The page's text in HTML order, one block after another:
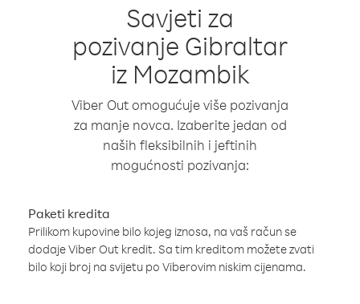
Savjeti za
pozivanje Gibraltar
iz Mozambik
Viber Out omogućuje više pozivanja
za manje novca. Izaberite jedan od
naših fleksibilnih i jeftinih
mogućnosti pozivanja:
Paketi kredita
Prilikom kupovine bilo kojeg iznosa, na vaš račun se
dodaje Viber Out kredit. Sa tim kreditom možete zvati
bilo koji broj na svijetu po Viberovim niskim cijenama.